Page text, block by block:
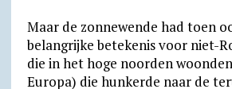
Maar de zonnewende had toen
belangrijke betekenis voor niet-
die in het hoge noorden
Europa) die hunkerde naar de